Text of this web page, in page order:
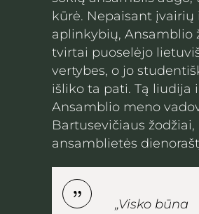
kūrė. Nepaisant įvairių
aplinkybių, Ansamblio
tvirtai puoselėjo
vertybes, o jo
išliko ta pati. Tą liudija
Ansamblio meno
Bartusevičiaus
ansamblietės
„Visko būna